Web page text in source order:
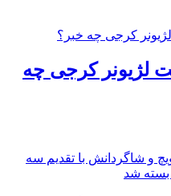
لژیونر کرجی چه